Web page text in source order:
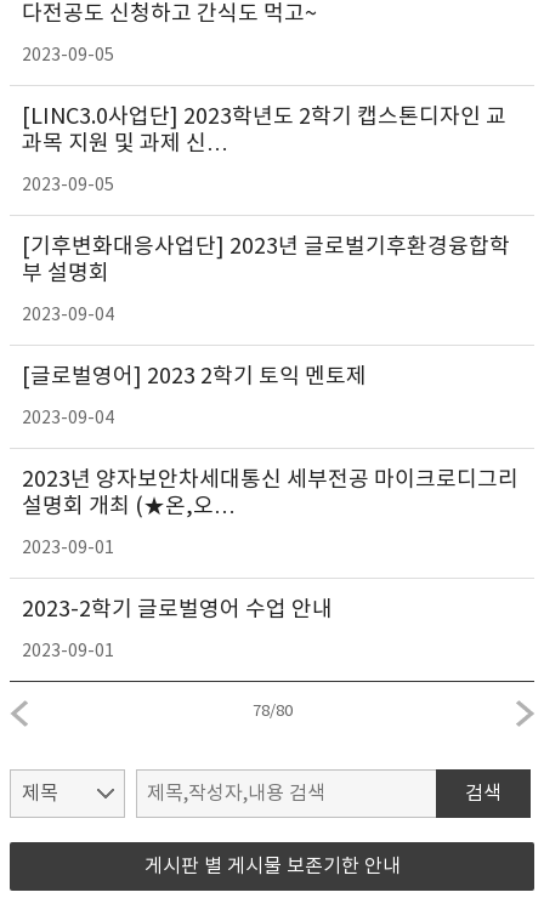
다전공도 신청하고 간식도 먹고~
2023-09-05
[LINC3.0사업단] 2023학년도 2학기 캡스톤디자인 교
과목 지원 및 과제 신…
2023-09-05
[기후변화대응사업단] 2023년 글로벌기후환경융합학
부 설명회
2023-09-04
[글로벌영어] 2023 2학기 토익 멘토제
2023-09-04
2023년 양자보안차세대통신 세부전공 마이크로디그리
설명회 개최 (★온,오…
2023-09-01
2023-2학기 글로벌영어 수업 안내
2023-09-01
78/80
검색
게시판 별 게시물 보존기한 안내